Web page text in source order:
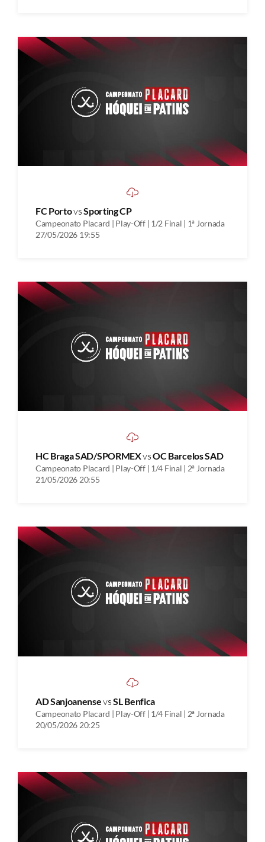
FC PortovsSporting CP
Campeonato Placard | Play-Off | 1/2 Final | 1ª Jornada
27/05/2026 19:55
HC Braga SAD/SPORMEXvsOC Barcelos SAD
Campeonato Placard | Play-Off | 1/4 Final | 2ª Jornada
21/05/2026 20:55
AD SanjoanensevsSL Benfica
Campeonato Placard | Play-Off | 1/4 Final | 2ª Jornada
20/05/2026 20:25